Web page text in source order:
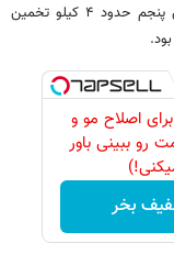
در آخرین سونوگرافی پیش از زایمان مادر، وزن جنین پنجم حدود ۴ کیلو تخمین
اصلاح مو و
رو ببینی باور
بخر